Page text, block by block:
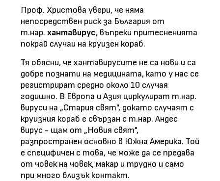
Проф. Христова увери, че няма
непосредствен риск за България от
т.нар. хантавирус, въпреки притесненията
покрай случаи на круизен кораб.
Тя обясни, че хантавирусите не са нови и са
добре познати на медицината, като у нас се
регистрират средно около 10 случая
годишно. В Европа и Азия циркулират т.нар.
вируси на „Стария свят", докато случаят с
круизния кораб е свързан с т.нар. Андес
вирус - щам от „Новия свят",
разпространен основно в Южна Америка. Той
е специфичен с това, че може да се предава
от човек на човек, макар и трудно и само
при много близък контакт.